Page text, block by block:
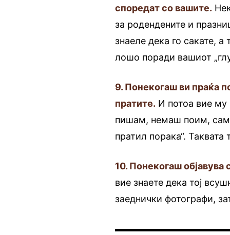
споредат со вашите.
за родендените и
знаеле дека го сакате, а
лошо поради вашиот
9. Понекогаш ви праќа
пратите. И потоа вие
пишам, немаш поим,
пратил порака“. Таквата
10. Понекогаш
вие знаете дека тој
заеднички фотографи,